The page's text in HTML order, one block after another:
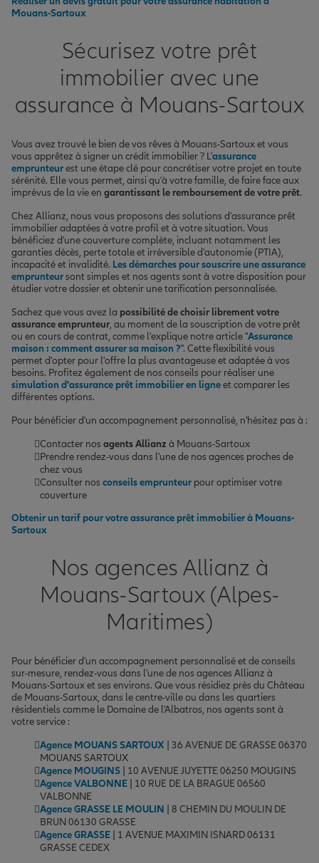
Mouans-Sartoux
Sécurisez votre prêt
immobilier avec une
assurance à Mouans-Sartoux
Vous avez trouvé le bien de vos rêves à Mouans-Sartoux et vous
vous apprêtez à signer un crédit immobilier ? L'assurance
emprunteurest une étape clé pour concrétiser votre projet en toute
sérénité. Elle vous permet, ainsi qu'à votre famille, de faire face aux
imprévus de la vie en garantissant le remboursement de votre prêt.
Chez Allianz, nous vous proposons des solutions d'assurance prêt
immobilier adaptées à votre profil et à votre situation. Vous
bénéficiez d'une couverture complète, incluant notamment les
garanties décès, perte totale et irréversible d'autonomie (PTIA),
incapacité et invalidité. Les démarches pour souscrire une assurance
emprunteursont simples et nos agents sont à votre disposition pour
étudier votre dossier et obtenir une tarification personnalisée.
Sachez que vous avez la possibilité de choisir librement votre
assurance emprunteur, au moment de la souscription de votre prêt
ou en cours de contrat, comme l'explique notre article "Assurance
maison : comment assurer sa maison ?". Cette flexibilité vous
permet d'opter pour l'offre la plus avantageuse et adaptée à vos
besoins. Profitez également de nos conseils pour réaliser une
simulation d'assurance prêt immobilier en ligneet comparer les
différentes options.
Pour bénéficier d'un accompagnement personnalisé, n'hésitez pas à :
Contacter nos agents Allianz à Mouans-Sartoux
Prendre rendez-vous dans l'une de nos agences proches de
chez vous
Consulter nos conseils emprunteur pour optimiser votre
couverture
Obtenir un tarif pour votre assurance prêt immobilier à Mouans-
Sartoux
Nos agences Allianz à
Mouans-Sartoux (Alpes-
Maritimes)
Pour bénéficier d'un accompagnement personnalisé et de conseils
sur-mesure, rendez-vous dans l'une de nos agences Allianz à
Mouans-Sartoux et ses environs. Que vous résidiez près du Château
de Mouans-Sartoux, dans le centre-ville ou dans les quartiers
résidentiels comme le Domaine de l'Albatros, nos agents sont à
votre service :
Agence MOUANS SARTOUX | 36 AVENUE DE GRASSE 06370
MOUANS SARTOUX
Agence MOUGINS | 10 AVENUE JUYETTE 06250 MOUGINS
Agence VALBONNE | 10 RUE DE LA BRAGUE 06560
VALBONNE
Agence GRASSE LE MOULIN | 8 CHEMIN DU MOULIN DE
BRUN 06130 GRASSE
Agence GRASSE | 1 AVENUE MAXIMIN ISNARD 06131
GRASSE CEDEX